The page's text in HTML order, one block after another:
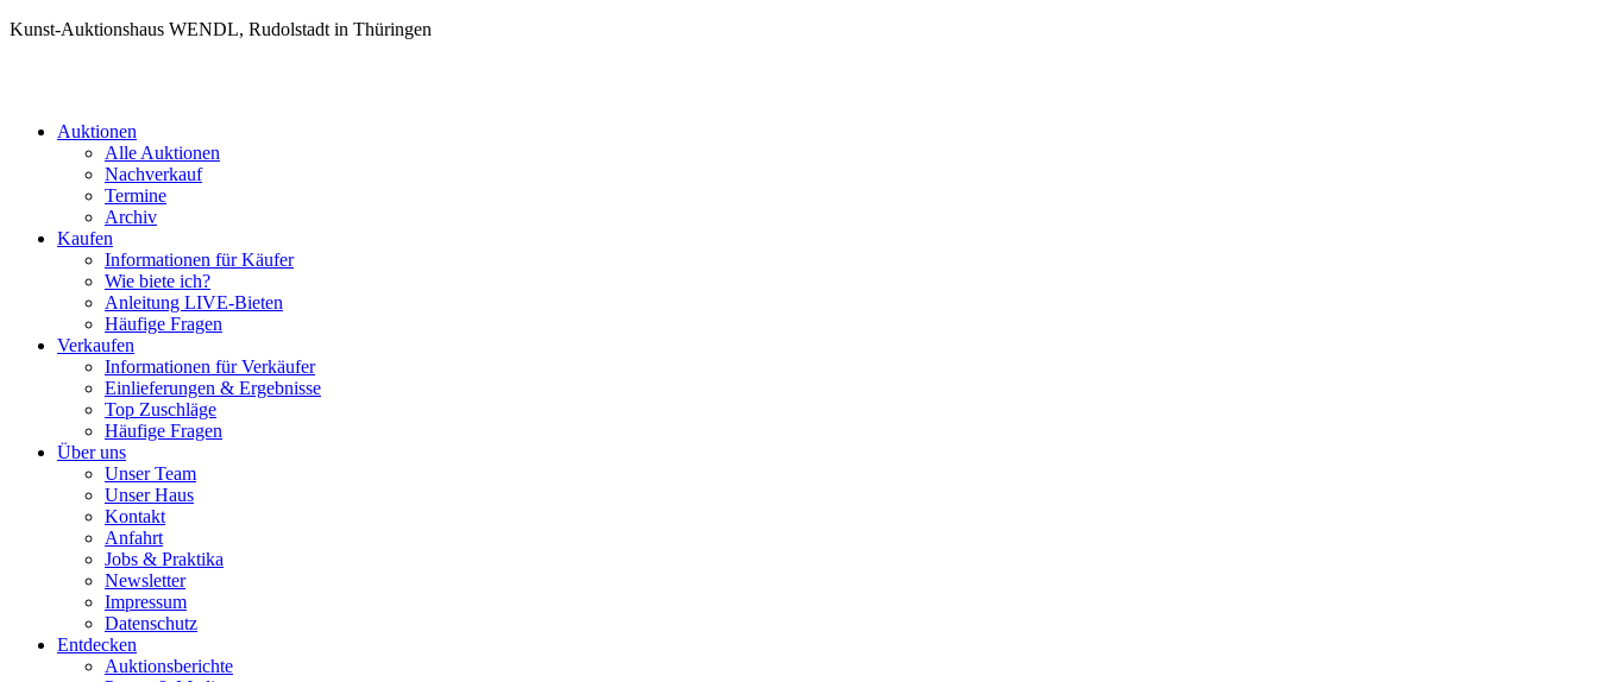
Kunst-Auktionshaus WENDL, Rudolstadt in Thüringen
Auktionen
Alle Auktionen
Nachverkauf
Termine
Archiv
Kaufen
Informationen für Käufer
Wie biete ich?
Anleitung LIVE-Bieten
Häufige Fragen
Verkaufen
Informationen für Verkäufer
Einlieferungen & Ergebnisse
Top Zuschläge
Häufige Fragen
Über uns
Unser Team
Unser Haus
Kontakt
Anfahrt
Jobs & Praktika
Newsletter
Impressum
Datenschutz
Entdecken
Auktionsberichte